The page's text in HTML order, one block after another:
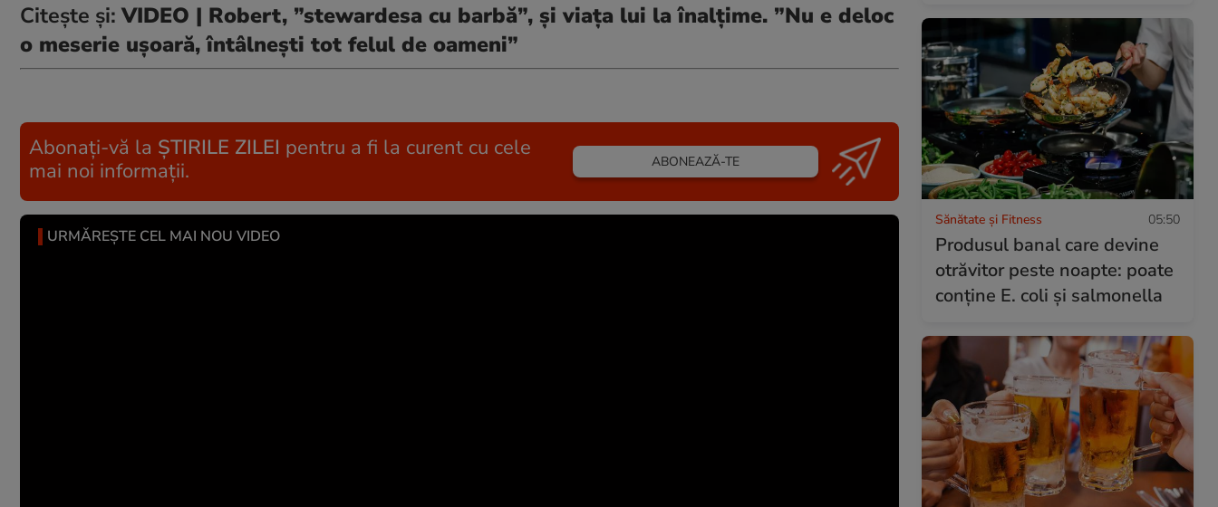
Citește și: VIDEO | Robert, ”stewardesa cu barbă”, și viața lui la înalțime. ”Nu e deloc
o meserie ușoară, întâlnești tot felul de oameni”
Abonați-vă la ȘTIRILE ZILEI pentru a fi la curent cu cele
mai noi informații.
ABONEAZĂ-TE
URMĂREȘTE CEL MAI NOU VIDEO
Sănătate și Fitness 05:50
Produsul banal care devine
otrăvitor peste noapte: poate
conține E. coli și salmonella